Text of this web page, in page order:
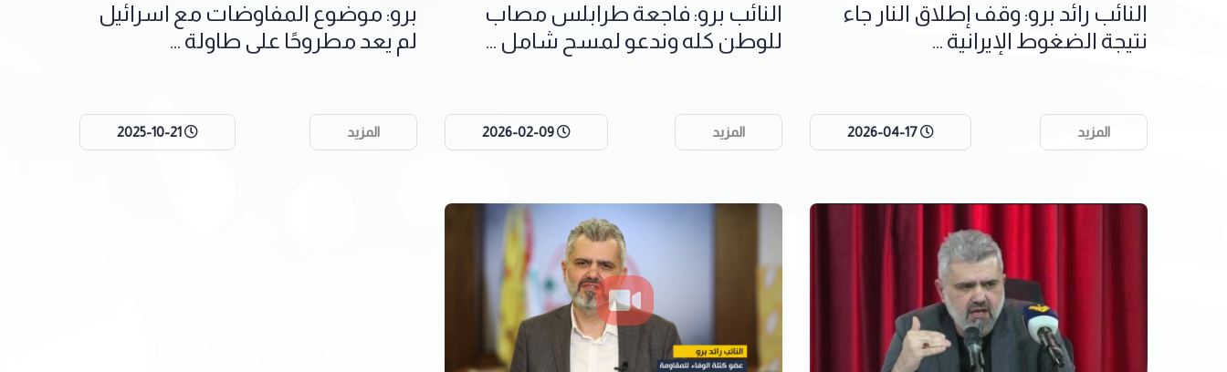
النائب رائد برو: وقف إطلاق النار جاء
نتيجة الضغوط الإيرانية ...
المزيد
النائب برو: فاجعة طرابلس مصاب
للوطن كله وندعو لمسح شامل ...
المزيد
برو: موضوع المفاوضات مع اسرائيل
لم يعد مطروحًا على طاولة ...
المزيد